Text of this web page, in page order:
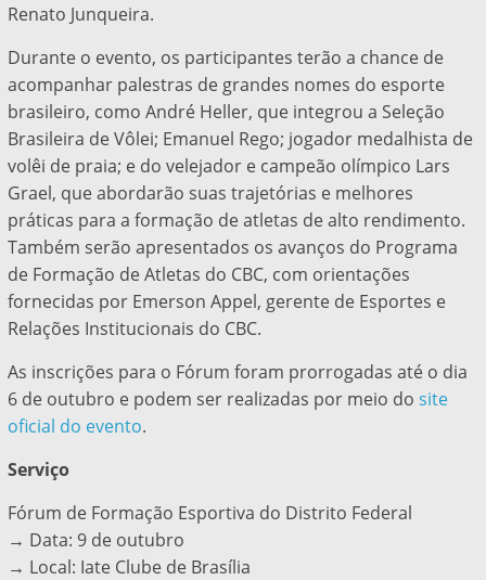
Renato Junqueira.
Durante o evento, os participantes terão a chance de
acompanhar palestras de grandes nomes do esporte
brasileiro, como André Heller, que integrou a Seleção
Brasileira de Vôlei; Emanuel Rego; jogador medalhista de
volêi de praia; e do velejador e campeão olímpico Lars
Grael, que abordarão suas trajetórias e melhores
práticas para a formação de atletas de alto rendimento.
Também serão apresentados os avanços do Programa
de Formação de Atletas do CBC, com orientações
fornecidas por Emerson Appel, gerente de Esportes e
Relações Institucionais do CBC.
As inscrições para o Fórum foram prorrogadas até o dia
6 de outubro e podem ser realizadas por meio do site
oficial do evento.
Serviço
Fórum de Formação Esportiva do Distrito Federal
→ Data: 9 de outubro
→ Local: Iate Clube de Brasília